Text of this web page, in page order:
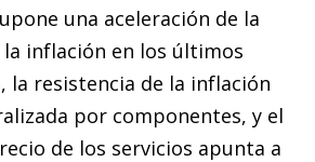
una aceleración de la
inflación en los últimos
la resistencia de la inflación
por componentes, y el
de los servicios apunta a